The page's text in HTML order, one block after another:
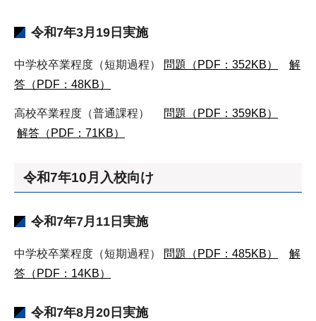
令和7年3月19日実施
中学校卒業程度（短期過程） 問題（PDF：352KB）
解
答（PDF：48KB）
高校卒業程度（普通課程）
問題（PDF：359KB）
解答（PDF：71KB）
令和7年10月入校向け
令和7年7月11日実施
中学校卒業程度（短期過程） 問題（PDF：485KB）
解
答（PDF：14KB）
令和7年8月20日実施